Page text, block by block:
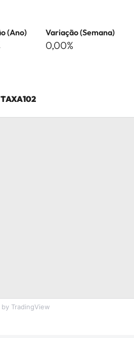
(Ano) Variação (Semana)
0,00%
TAXA102
by TradingView